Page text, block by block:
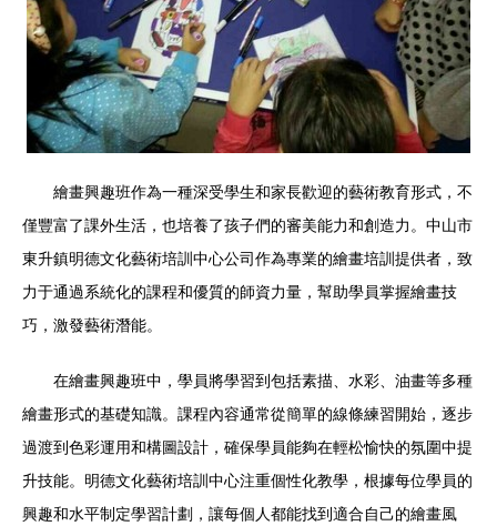
繪畫興趣班作為一種深受學生和家長歡迎的藝術教育形式，不
僅豐富了課外生活，也培養了孩子們的審美能力和創造力。中山市
東升鎮明德文化藝術培訓中心公司作為專業的繪畫培訓提供者，致
力于通過系統化的課程和優質的師資力量，幫助學員掌握繪畫技
巧，激發藝術潛能。
在繪畫興趣班中，學員將學習到包括素描、水彩、油畫等多種
繪畫形式的基礎知識。課程內容通常從簡單的線條練習開始，逐步
過渡到色彩運用和構圖設計，確保學員能夠在輕松愉快的氛圍中提
升技能。明德文化藝術培訓中心注重個性化教學，根據每位學員的
興趣和水平制定學習計劃，讓每個人都能找到適合自己的繪畫風